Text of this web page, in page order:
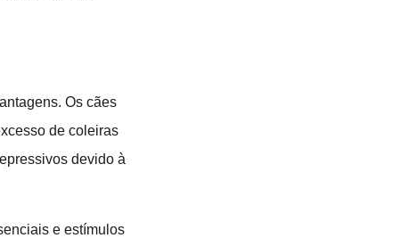
Os cães
de coleiras
devido à
e estímulos